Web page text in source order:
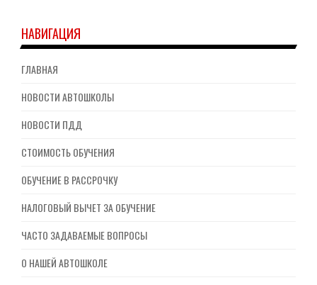
НАВИГАЦИЯ
ГЛАВНАЯ
НОВОСТИ АВТОШКОЛЫ
НОВОСТИ ПДД
СТОИМОСТЬ ОБУЧЕНИЯ
ОБУЧЕНИЕ В РАССРОЧКУ
НАЛОГОВЫЙ ВЫЧЕТ ЗА ОБУЧЕНИЕ
ЧАСТО ЗАДАВАЕМЫЕ ВОПРОСЫ
О НАШЕЙ АВТОШКОЛЕ